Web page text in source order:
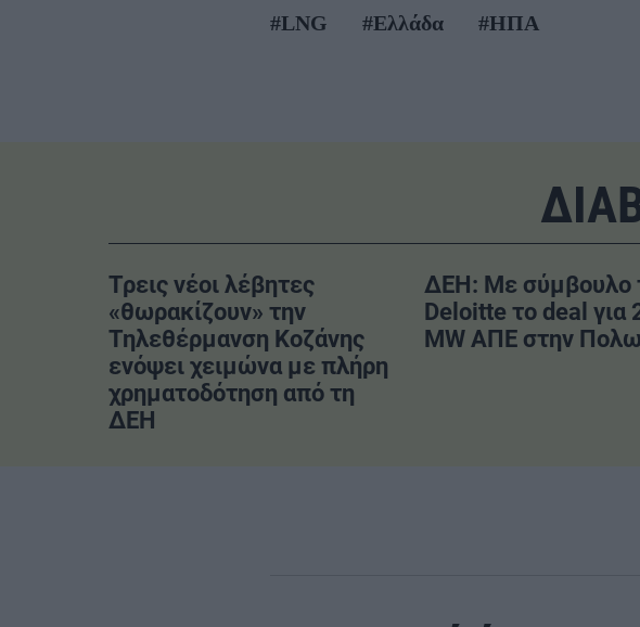
#LNG #Ελλάδα #ΗΠΑ
Τρεις νέοι λέβητες
«θωρακίζουν» την
Τηλεθέρμανση Κοζάνης
ενόψει χειμώνα με πλήρη
χρηματοδότηση από τη
ΔΕΗ
ΔΕΗ: Με σύμβουλο
Deloitte το deal για
MW ΑΠΕ στην